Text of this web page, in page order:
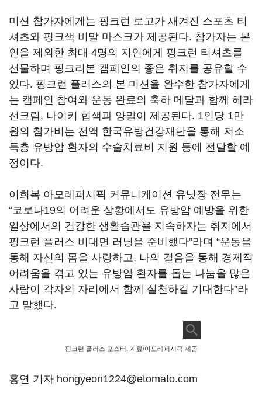
미션 참가자에게는 핑크런 로고가 새겨진 스포츠 티
셔츠와 핑크색 비말 마스크가 제공된다. 참가자는 본
인을 제외한 최대 4명의 지인에게 핑크런 티셔츠를
선물하며 핑크리본 캠페인의 좋은 취지를 공유할 수
있다. 핑크런 플러스의 본 미션을 완수한 참가자에게
는 캠페인 참여와 운동 완료의 축하 메달과 함께 헤라
선크림, 나이키 힙색과 양말이 제공된다. 1인당 1만
원의 참가비는 전액 한국유방건강재단을 통해 저소
득층 유방암 환자의 수술치료비 지원 등에 전달할 예
정이다.
이희복 아모레퍼시픽 커뮤니케이션 유닛장 전무는
“코로나19의 어려운 상황에서도 유방암 예방을 위한
일상에서의 건강한 생활습관을 지속하자는 취지에서
핑크런 플러스 비대면 러닝을 준비했다”라며 “운동을
통해 자신의 몸을 사랑하고, 나의 걸음을 통해 경제적
어려움을 겪고 있는 유방암 환자를 돕는 나눔을 많은
사람이 각자의 자리에서 함께 실천하길 기대한다”라
고 말했다.
핑크런 플러스 포스터. 자료/아모레퍼시픽 제공
홍연 기자 hongyeon1224@etomato.com